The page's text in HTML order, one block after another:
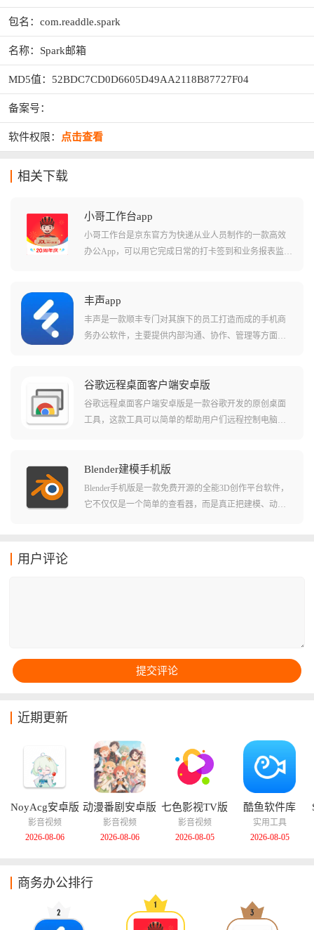
包名：com.readdle.spark
名称：Spark邮箱
MD5值：52BDC7CD0D6605D49AA2118B87727F04
备案号：
软件权限： 点击查看
相关下载
小哥工作台app
小哥工作台是京东官方为快递从业人员制作的一款高效
办公App，可以用它完成日常的打卡签到和业务报表监
京东各条线的业务功能，更是小哥们提升派送效率、保
障服务质量的数字化助手。
丰声app
丰声是一款顺丰专门对其旗下的员工打造而成的手机商
务办公软件，主要提供内部沟通、协作、管理等方面的
在这里能够进行工作上的实时沟通，能够解决工作过程
中出现的各种问题。
谷歌远程桌面客户端安卓版
谷歌远程桌面客户端安卓版是一款谷歌开发的原创桌面
工具，这款工具可以简单的帮助用户们远程控制电脑并
就能快速无卡顿的进行操作。软件串流的清晰度也非常
的高，对于大部分需要远程操作的用户来说这个清晰度
都已经是非常足够了！
Blender建模手机版
Blender手机版是一款免费开源的全能3D创作平台软件，
它不仅仅是一个简单的查看器，而是真正把建模、动
用户评论
近期更新
NoyAcg安卓版
影音视频
2026-08-06
动漫番剧安卓版
影音视频
2026-08-06
七色影视TV版
影音视频
2026-08-05
酷鱼软件库
实用工具
2026-08-05
商务办公排行